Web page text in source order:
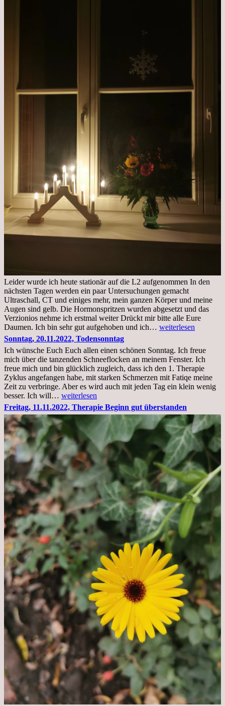
Leider wurde ich heute stationär auf die L2 aufgenommen In den
nächsten Tagen werden ein paar Untersuchungen gemacht
Ultraschall, CT und einiges mehr, mein ganzen Körper und meine
Augen sind gelb. Die Hormonspritzen wurden abgesetzt und das
Verzionios nehme ich erstmal weiter Drückt mir bitte alle Eure
Daumen. Ich bin sehr gut aufgehoben und ich… Mittwoch.
Krankenhaus
stationär
weiterlesen
Sonntag, 20.11.2022, Todensonntag
Ich wünsche Euch Euch allen einen schönen Sonntag. Ich freue
mich über die tanzenden Schneeflocken an meinem Fenster. Ich
freue mich und bin glücklich zugleich, dass ich den 1. Therapie
Zyklus angefangen habe, mit starken Schmerzen mit Fatiqe meine
Zeit zu verbringe. Aber es wird auch mit jeden Tag ein klein wenig
besser. Ich will… Sonntag,
20.11.2022,
Todensonntag
weiterlesen
Freitag, 11.11.2022, Therapie Beginn gut überstanden